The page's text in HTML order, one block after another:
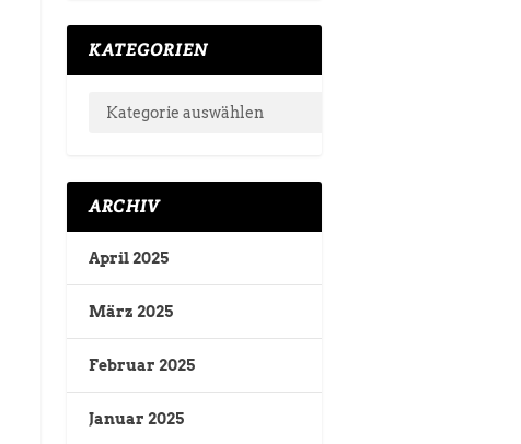
KATEGORIEN
ARCHIV
April 2025
März 2025
Februar 2025
Januar 2025